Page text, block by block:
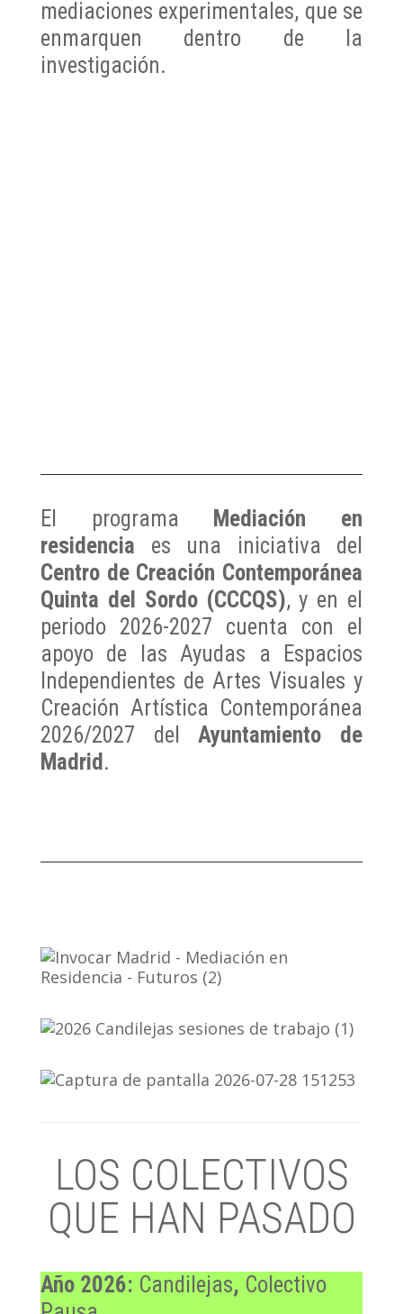
mediaciones experimentales, que se
enmarquen dentro de la
investigación.
El programa
Mediación en
residencia es una iniciativa del
Centro de Creación Contemporánea
Quinta del Sordo (CCCQS), y en el
periodo 2026-2027 cuenta con el
apoyo de las Ayudas a Espacios
Independientes de Artes Visuales y
Creación Artística Contemporánea
2026/2027 delAyuntamiento de
Madrid .
LOS COLECTIVOS
QUE HAN PASADO
Año 2026: Candilejas, Colectivo